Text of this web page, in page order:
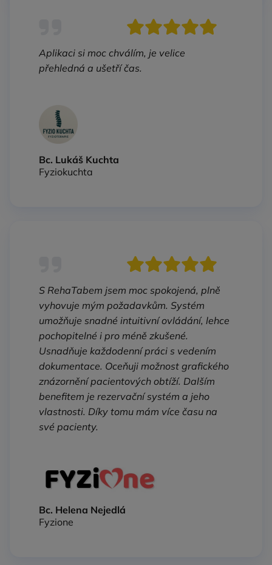
Aplikaci si moc chválím, je velice
přehledná a ušetří čas.
Bc. Lukáš Kuchta
Fyziokuchta
S RehaTabem jsem moc spokojená, plně
vyhovuje mým požadavkům. Systém
umožňuje snadné intuitivní ovládání, lehce
pochopitelné i pro méně zkušené.
Usnadňuje každodenní práci s vedením
dokumentace. Oceňuji možnost grafického
znázornění pacientových obtíží. Dalším
benefitem je rezervační systém a jeho
vlastnosti. Díky tomu mám více času na
své pacienty.
Bc. Helena Nejedlá
Fyzione